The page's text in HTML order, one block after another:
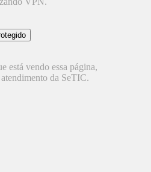
está vendo essa página,
da SeTIC.